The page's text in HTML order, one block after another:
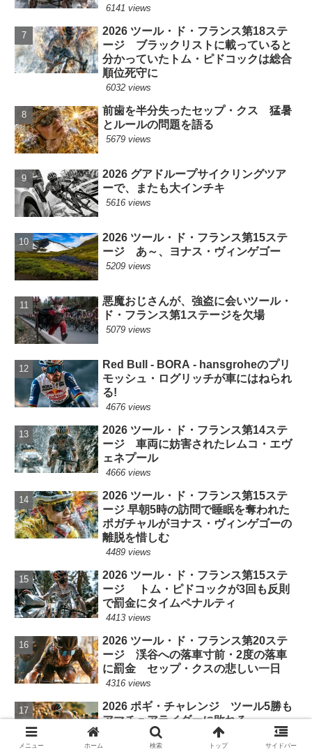
6141 views
2026 ツール・ド・フランス第18ステ
ージ ブラックリストに載っていると
分かっていたトム・ピドコックは総合
順位死守に
6032 views
前歯を半分失ったセップ・クス 猛暑
とルールの問題を語る
5679 views
2026 グアドループサイクリングツア
ーで、またも大インチキ
5616 views
2026 ツール・ド・フランス第15ステ
ージ あ～、ヨナス・ヴィンゲゴー
5209 views
悪魔おじさんが、強盗に会いツール・
ド・フランス第1ステージを欠場
5079 views
Red Bull - BORA - hansgroheのプリ
モッシュ・ログリッチが車にはねられ
る!
4676 views
2026 ツール・ド・フランス第14ステ
ージ 車両に妨害されたレムコ・エヴ
ェネプール
4666 views
2026 ツール・ド・フランス第15ステ
ージ 早朝5時の訪問で睡眠を奪われた
ポガチャルがヨナス・ヴィンゲゴーの
離脱を惜しむ
4489 views
2026 ツール・ド・フランス第15ステ
ージ トム・ピドコックが3回も反則
で罰金にタイムペナルティ
4413 views
2026 ツール・ド・フランス第20ステ
ージ 渓谷への落車寸前・2度の落車
に罰金 セップ・クスの悲しい一日
4316 views
2026 ポギ・チャレンジ ツール5勝も
アマチュアライダーに敗れる
4153 views
メニュー ホーム 検索 トップ サイドバー